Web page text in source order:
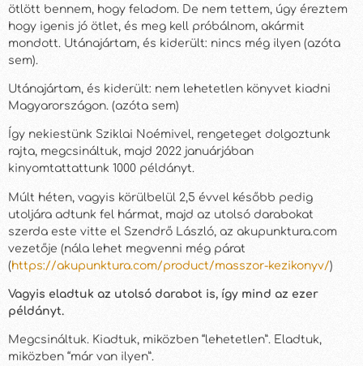
ötlött bennem, hogy feladom. De nem tettem, úgy éreztem
hogy igenis jó ötlet, és meg kell próbálnom, akármit
mondott. Utánajártam, és kiderült: nincs még ilyen (azóta
sem).
Utánajártam, és kiderült: nem lehetetlen könyvet kiadni
Magyarországon. (azóta sem)
Így nekiestünk Sziklai Noémivel, rengeteget dolgoztunk
rajta, megcsináltuk, majd 2022 januárjában
kinyomtattattunk 1000 példányt.
Múlt héten, vagyis körülbelül 2,5 évvel később pedig
utoljára adtunk fel hármat, majd az utolsó darabokat
szerda este vitte el Szendrő László, az akupunktura.com
vezetője (nála lehet megvenni még párat
(https://akupunktura.com/product/masszor-kezikonyv/)
Vagyis eladtuk az utolsó darabot is, így mind az ezer
példányt.
Megcsináltuk. Kiadtuk, miközben “lehetetlen”. Eladtuk,
miközben “már van ilyen”.